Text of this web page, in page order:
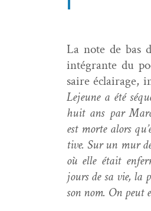
La note de bas
inté­grante du
saire éclairage,
Leje­une a été
huit ans par
est morte alors
tive. Sur un mur
où elle était
jours de sa vie, la
son nom. On peut